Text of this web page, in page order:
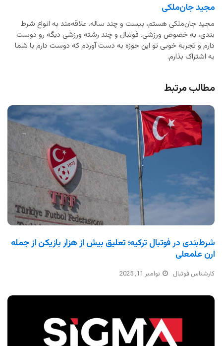
مجید جان‌ملکی
مجید جان‌ملکی هستم، بیست و چند ساله. علاقه‌مند به انواع شرط
بندی، به خصوص ورزشی. فوتبال و چند رشته ورزشی دیگه رو دوست
دارم و تجربه خوبی تو این حوزه به دست آوردم که دوست دارم با شما
به اشتراک بذارم.
مطالب مرتبط
شرط‌بندی در فوتبال ترکیه؛ تعلیق بیش از هزار بازیکن از جمله
ارن علمعلی
کارشناس فوتبال نوامبر 11, 2025